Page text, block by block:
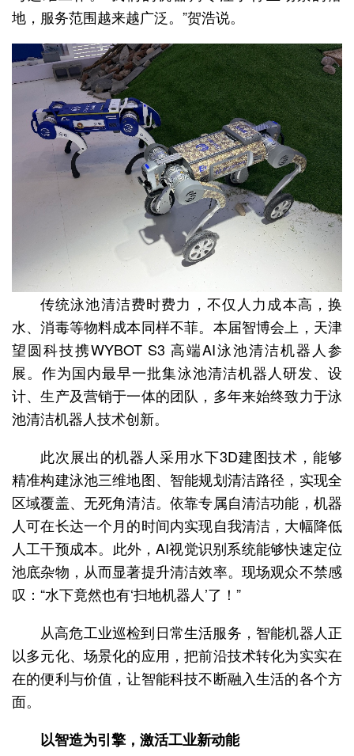
地，服务范围越来越广泛。”贺浩说。
传统泳池清洁费时费力，不仅人力成本高，换
水、消毒等物料成本同样不菲。本届智博会上，天津
望圆科技携WYBOT S3 高端AI泳池清洁机器人参
展。作为国内最早一批集泳池清洁机器人研发、设
计、生产及营销于一体的团队，多年来始终致力于泳
池清洁机器人技术创新。
此次展出的机器人采用水下3D建图技术，能够
精准构建泳池三维地图、智能规划清洁路径，实现全
区域覆盖、无死角清洁。依靠专属自清洁功能，机器
人可在长达一个月的时间内实现自我清洁，大幅降低
人工干预成本。此外，AI视觉识别系统能够快速定位
池底杂物，从而显著提升清洁效率。现场观众不禁感
叹：“水下竟然也有‘扫地机器人’了！”
从高危工业巡检到日常生活服务，智能机器人正
以多元化、场景化的应用，把前沿技术转化为实实在
在的便利与价值，让智能科技不断融入生活的各个方
面。
以智造为引擎，激活工业新动能